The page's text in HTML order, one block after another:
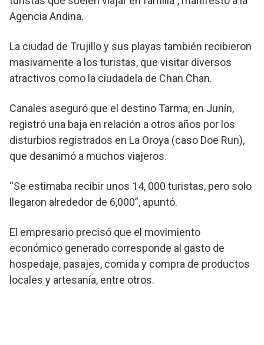
Agencia Andina.
La ciudad de Trujillo y sus playas también recibieron
masivamente a los turistas, que visitar diversos
atractivos como la ciudadela de Chan Chan.
Canales aseguró que el destino Tarma, en Junín,
registró una baja en relación a otros años por los
disturbios registrados en La Oroya (caso Doe Run),
que desanimó a muchos viajeros.
“Se estimaba recibir unos 14, 000 turistas, pero solo
llegaron alrededor de 6,000”, apuntó.
El empresario precisó que el movimiento
económico generado corresponde al gasto de
hospedaje, pasajes, comida y compra de productos
locales y artesanía, entre otros.